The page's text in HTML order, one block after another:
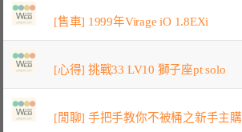
[售車] 1999年Virage iO 1.8EXi
[心得] 挑戰33 LV10 獅子座pt solo
[閒聊] 手把手教你不被桶之新手主